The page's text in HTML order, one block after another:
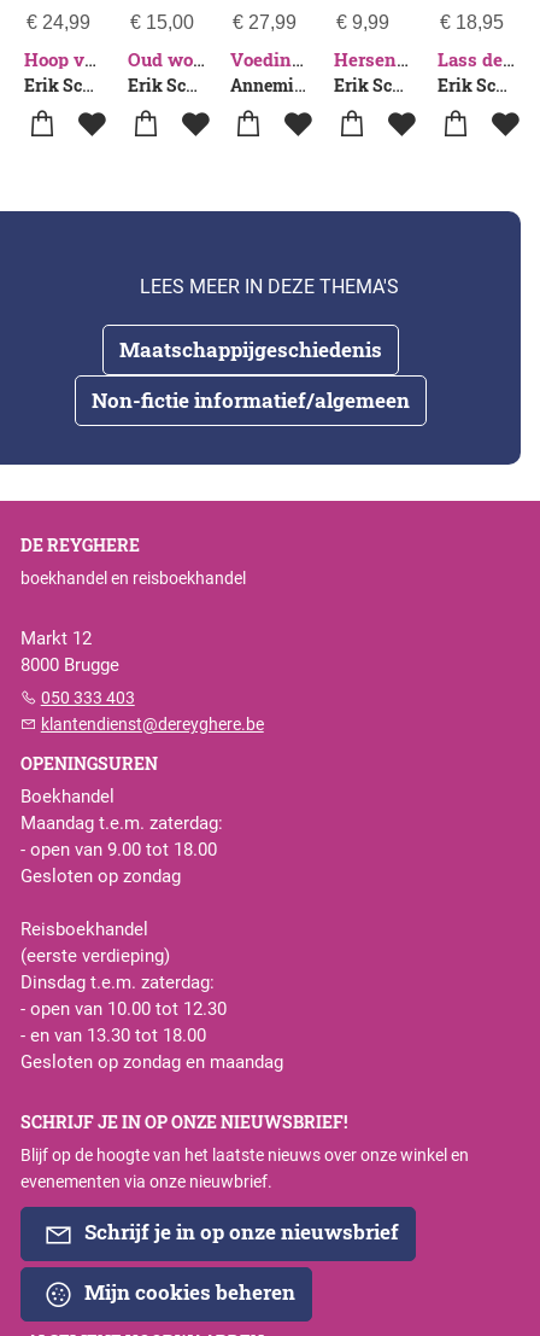
€24,99
Hoop voor hart en hersenen
Erik Scherder-Leonard Hofstra
€15,00
Oud worden, jong blijven
Erik Scherder
€ 27,99
Voeding voor je brein
Annemieke Jansen-Erik Scherder-Janine Jansen
€ 9,99
Hersenen willen lezen
Erik Scherder
€18,95
Lass dein Hirn nicht sitzen
Erik Scherder
Maatschappijgeschiedenis
Non-fictie informatief/algemeen
LEES MEER IN DEZE THEMA'S
DE REYGHERE
boekhandel en reisboekhandel
Markt 12
8000 Brugge
050 333 403
klantendienst@dereyghere.be
OPENINGSUREN
Boekhandel
Maandag t.e.m. zaterdag:
- open van 9.00 tot 18.00
Gesloten op zondag
Reisboekhandel
(eerste verdieping)
Dinsdag t.e.m. zaterdag:
- open van 10.00 tot 12.30
- en van 13.30 tot 18.00
Gesloten op zondag en maandag
SCHRIJF JE IN OP ONZE NIEUWSBRIEF!
Blijf op de hoogte van het laatste nieuws over onze winkel en
evenementen via onze nieuwbrief.
Schrijf je in op onze nieuwsbrief
Mijn cookies beheren